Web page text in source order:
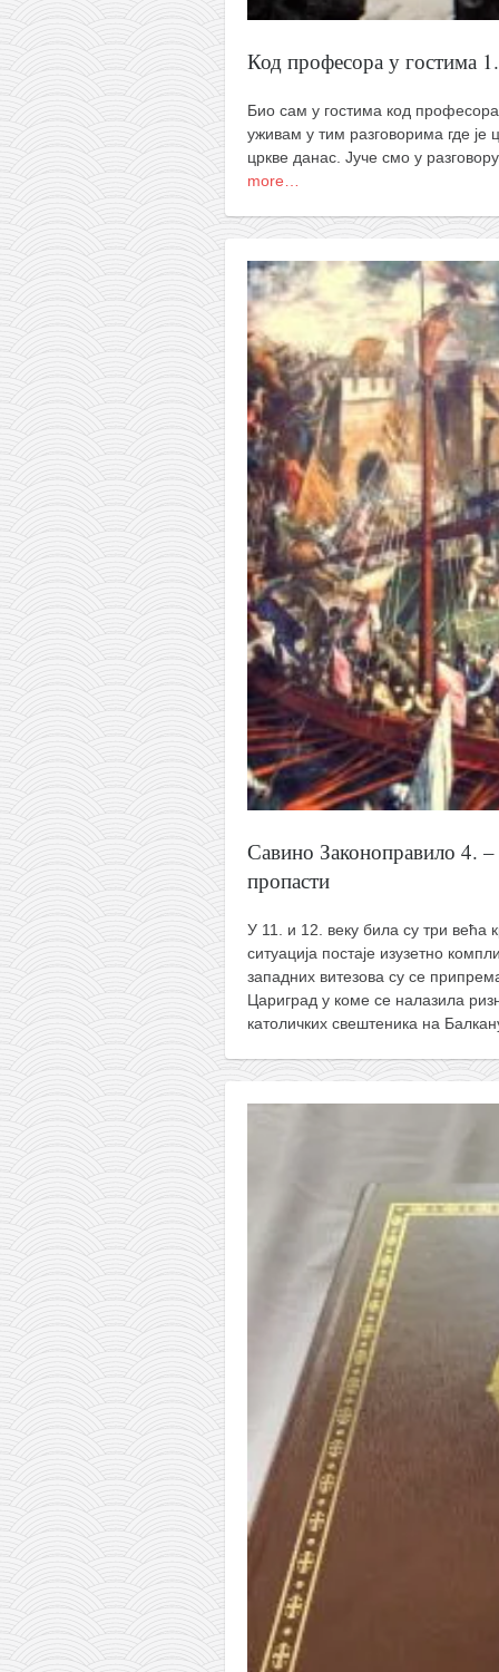
галерија клуба
чланарина
контакт
бесплатна е-књига
термини тренинга
моја прича
моја прича
фотке
контакт
Код професора у гостима 1.
Био сам у гостима код
уживам у тим разговорима где
цркве данас. Јуче смо у
more…
Савино Законоправило 4.
пропасти
У 11. и 12. веку била су три већа
ситуација постаје изузетно
западних витезова су се
Цариград у коме се налазила
католичких свештеника на